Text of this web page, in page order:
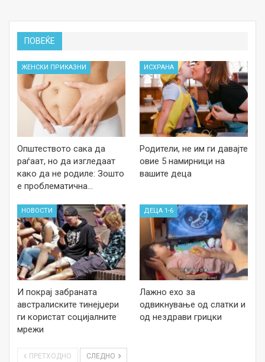
ПОВЕЌЕ
ЖЕНСКИ ПРИКАЗНИ
Општеството сака да
раѓаат, но да изгледаат
како да не родиле: Зошто
е проблематична…
ИСХРАНА
Родители, не им ги давајте
овие 5 намирници на
вашите деца
НОВОСТИ
И покрај забраната
австралиските тинејџери
ги користат социјалните
мрежи
ДЕЦА 1-6
Лажно ехо за
одвикнување од слатки и
од нездрави грицки
ПРЕТХОДНО СЛЕДНО